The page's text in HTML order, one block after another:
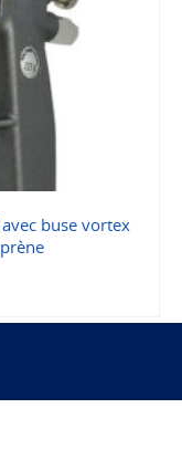
avec buse vortex